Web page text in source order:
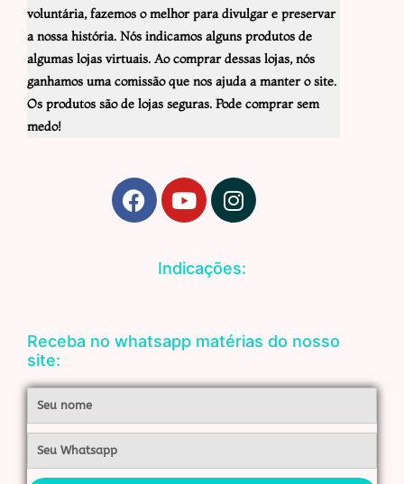
voluntária, fazemos o melhor para divulgar e preservar
a nossa história. Nós indicamos alguns produtos de
algumas lojas virtuais. Ao comprar dessas lojas, nós
ganhamos uma comissão que nos ajuda a manter o site.
Os produtos são de lojas seguras. Pode comprar sem
medo!
F
a
k
Y
o
t
u
I
n
a
a
Indicações:
Receba no whatsapp matérias do nosso
site:
Whatsapp